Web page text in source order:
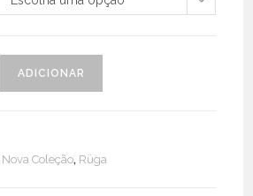
ADICIONAR
Nova Coleção, Rüga